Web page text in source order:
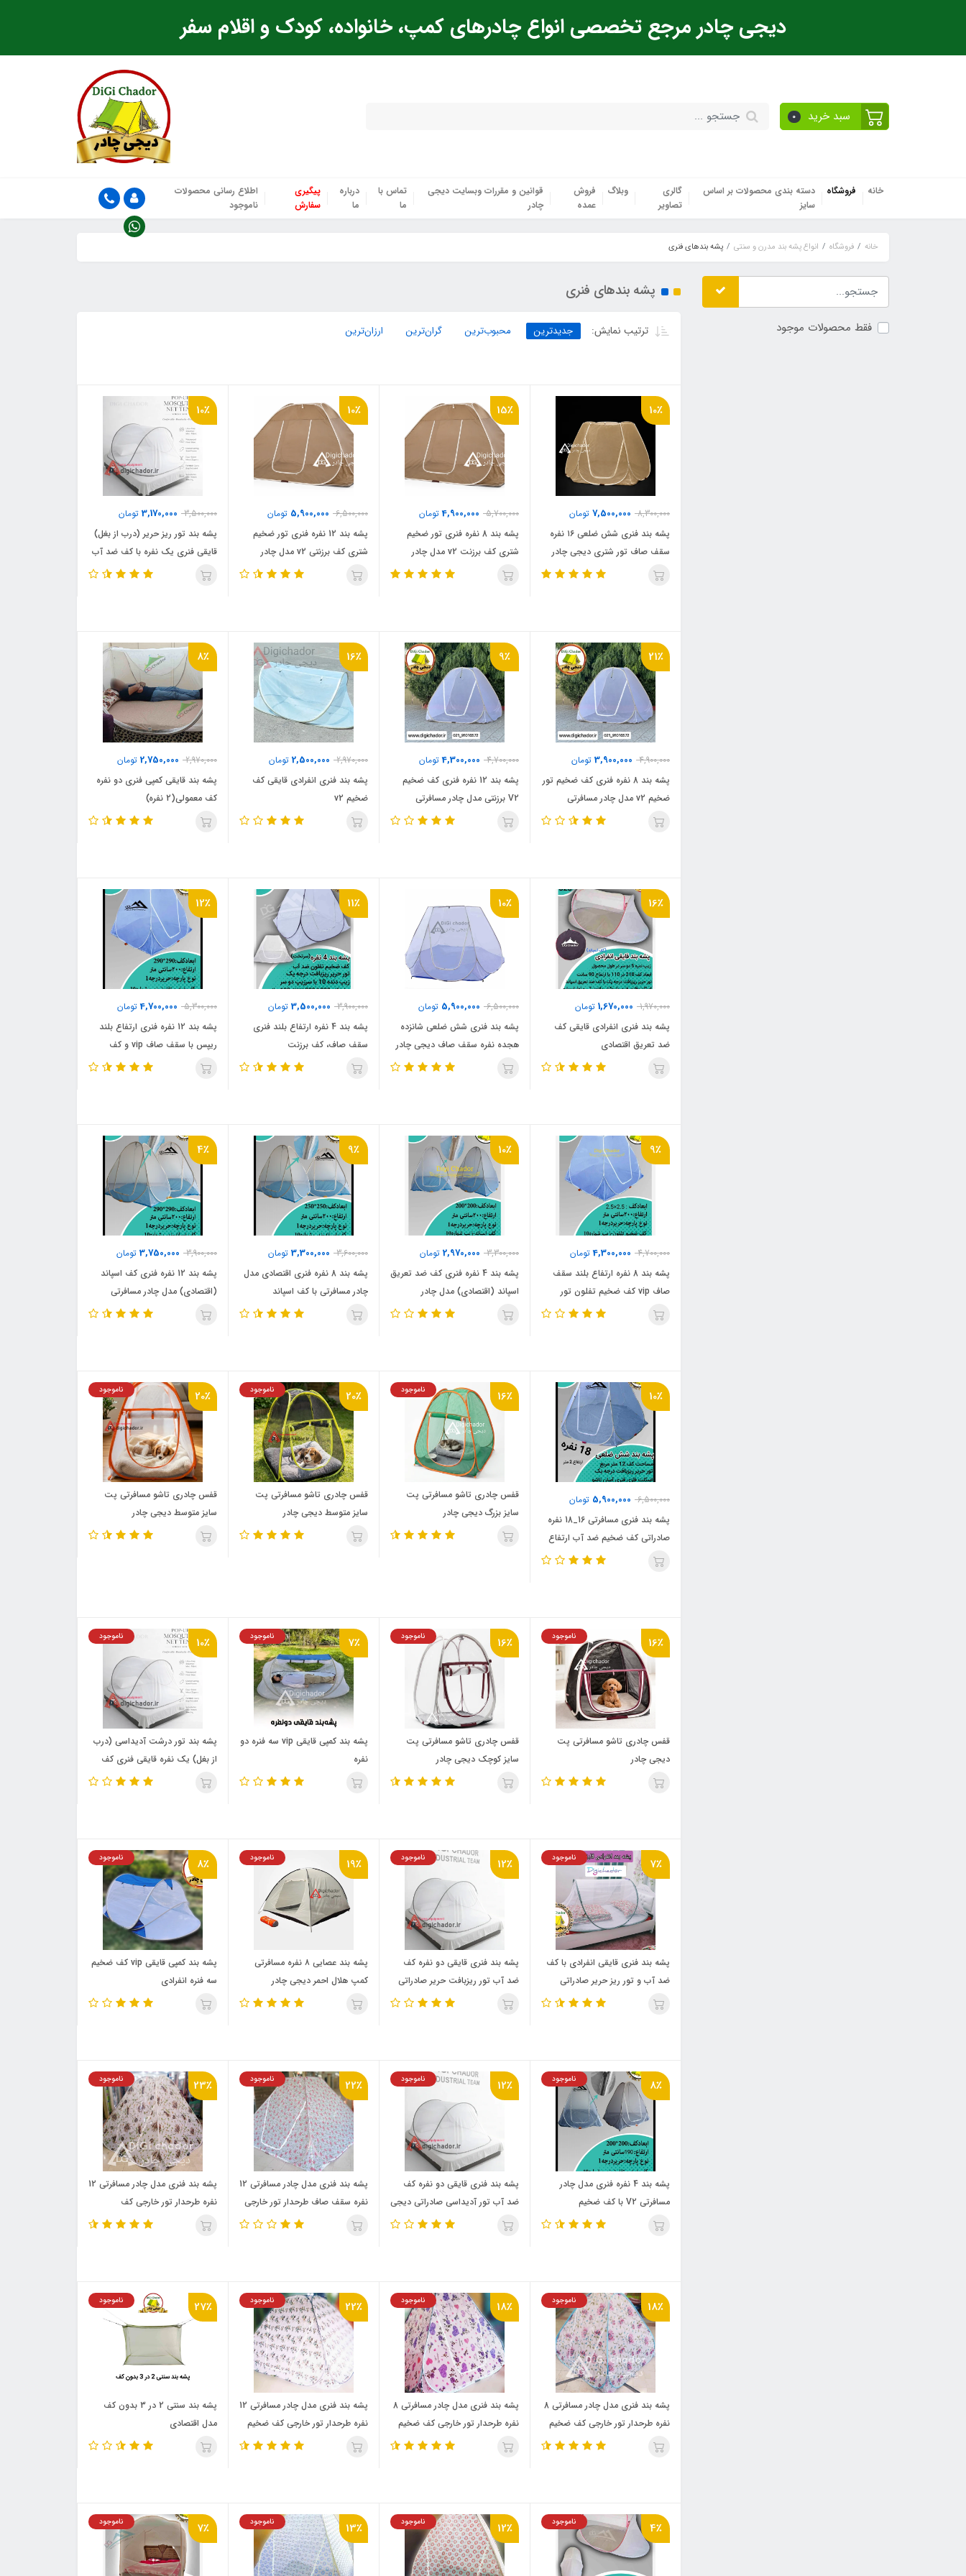
دیجی چادر مرجع تخصصی انواع چادرهای کمپ، خانواده، کودک و اقلام سفر
سبد خرید 0
خانه فروشگاه
دسته بندی محصولات بر اساس
سایز
گالری
تصاویر
وبلاگ
فروش
عمده
قوانین و مقررات وبسایت دیجی
چادر
تماس با
ما
درباره
ما
پیگیری
سفارش
اطلاع رسانی محصولات
ناموجود
خانه فروشگاه انواع پشه بند مدرن و سنتی پشه‌ بندهای فنری
فقط محصولات موجود
پشه‌ بندهای فنری
ترتیب نمایش: جدیدترین محبوب‌ترین گران‌ترین ارزان‌ترین
10٪
8,300,000
7,500,000 تومان
پشه‌ بند فنری شش ضلعی ۱۶ نفره
سقف صاف تور شتری دیجی چادر
15٪
5,700,000
4,900,000تومان
پشه‌ بند 8 نفره فنری تور ضخیم
شتری کف برزنت v2 مدل چادر
مسافرتی
10٪
6,500,000
5,900,000 تومان
پشه‌ بند 12 نفره فنری تور ضخیم
شتری کف برزنتی v2 مدل چادر
مسافرتی
10٪
3,500,000
3,170,000 تومان
پشه‌ بند تور ریز حریر (درب از بغل)
قایقی فنری یک نفره با کف ضد آب
صادراتی دیجی چادر
21٪
4,900,000
3,900,000 تومان
پشه‌ بند 8 نفره فنری کف ضخیم تور
ضخیم v2 مدل چادر مسافرتی
9٪
4,700,000
4,300,000تومان
پشه‌ بند 12 نفره فنری کف ضخیم
V2 برزنتی مدل چادر مسافرتی
16٪
2,970,000
2,500,000 تومان
پشه‌ بند فنری انفرادی قایقی کف
ضخیم v2
8٪
2,970,000
2,750,000 تومان
پشه‌ بند قایقی کمپی فنری دو نفره
کف معمولی(2 نفره)
16٪
1,970,000
1,670,000 تومان
پشه‌ بند فنری انفرادی قایقی کف
ضد تعریق اقتصادی
10٪
6,500,000
5,900,000 تومان
پشه‌ بند فنری شش ضلعی شانزده
هجده نفره سقف صاف دیجی چادر
11٪
3,900,000
3,500,000 تومان
پشه‌ بند 4 نفره ارتفاع بلند فنری
سقف صاف، کف برزنت
12٪
5,300,000
4,700,000تومان
پشه‌ بند 12 نفره فنری ارتفاع بلند
ریپس با سقف صاف vip و کف
ضخیم تور سفید
9٪
4,700,000
4,300,000تومان
پشه‌ بند 8 نفره ارتفاع بلند سقف
صاف vip کف ضخیم تفلون تور
سفید
10٪
3,300,000
2,970,000 تومان
پشه‌ بند 4 نفره فنری کف ضد تعریق
اسپاند (اقتصادی) مدل چادر
مسافرتی
9٪
3,600,000
3,300,000 تومان
پشه‌ بند 8 نفره فنری اقتصادی مدل
چادر مسافرتی با کف اسپاند
4٪
3,900,000
3,750,000 تومان
پشه‌ بند 12 نفره فنری کف اسپاند
(اقتصادی) مدل چادر مسافرتی
10٪
6,500,000
5,900,000 تومان
پشه‌ بند فنری مسافرتی 16_18 نفره
صادراتی کف ضخیم ضد آب ارتفاع
بلند شش ضلعی درجه یک (6
16٪ ناموجود
قفس چادری تاشو مسافرتی پت
سایز بزرگ دیجی چادر
20٪ ناموجود
قفس چادری تاشو مسافرتی پت
سایز متوسط دیجی چادر
20٪ ناموجود
قفس چادری تاشو مسافرتی پت
سایز متوسط دیجی چادر
16٪ ناموجود
قفس چادری تاشو مسافرتی پت
دیجی چادر
16٪ ناموجود
قفس چادری تاشو مسافرتی پت
سایز کوچک دیجی چادر
7٪ ناموجود
پشه‌ بند کمپی قایقی vip سه فنره دو
نفره
10٪ ناموجود
پشه‌ بند تور درشت آدیداسی (درب
از بغل) یک نفره قایقی فنری کف
ضد آب صادراتی دیجی چادر
7٪ ناموجود
پشه‌ بند فنری قایقی انفرادی با کف
ضد آب و تور ریز حریر صادراتی
دیجی چادر
12٪ ناموجود
پشه‌ بند فنری قایقی دو نفره کف
ضد آب تور ریزبافت حریر صادراتی
دیجی چادر
19٪ ناموجود
پشه بند عصایی ۸ نفره مسافرتی
کمپ هلال احمر دیجی چادر
8٪ ناموجود
پشه‌ بند کمپی قایقی vip کف ضخیم
سه فنره انفرادی
8٪ ناموجود
پشه‌ بند 4 نفره فنری مدل چادر
مسافرتی V2 با کف ضخیم
12٪ ناموجود
پشه‌ بند فنری قایقی دو نفره کف
ضد آب تور آدیداسی صادراتی دیجی
چادر
22٪ ناموجود
پشه‌ بند فنری مدل چادر مسافرتی 12
نفره سقف صاف طرحدار تور خارجی
کف ضخیم
23٪ ناموجود
پشه‌ بند فنری مدل چادر مسافرتی 12
نفره طرحدار تور خارجی کف
ضخیم(طرح شقایق)
18٪ ناموجود
پشه‌ بند فنری مدل چادر مسافرتی 8
نفره طرحدار تور خارجی کف ضخیم
(طرح شقایق)
18٪ ناموجود
پشه‌ بند فنری مدل چادر مسافرتی 8
نفره طرحدار تور خارجی کف ضخیم
22٪ ناموجود
پشه‌ بند فنری مدل چادر مسافرتی 12
نفره طرحدار تور خارجی کف ضخیم
27٪ ناموجود
پشه‌ بند سنتی 2 در 3 بدون کف
مدل اقتصادی
4٪ ناموجود 12٪ ناموجود 13٪ ناموجود 7٪ ناموجود